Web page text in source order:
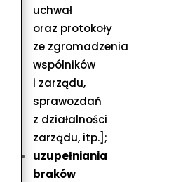
uchwał
oraz protokoły
ze zgromadzenia
wspólników
i zarządu,
sprawozdań
z działalności
zarządu, itp.];
uzupełniania
braków